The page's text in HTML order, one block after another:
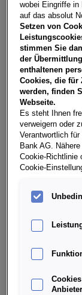
**
USt, NoVA,
28.095,00,
variabel,
35.060,17. Ihr
individuelles
Weitere
Finanzierung
wobei Eingriffe in
auf das absolut
Setzen von
stimmen Sie
der
enthaltenen
Cookies, die für
werden, finden
Webseite.
Es steht Ihnen
verweigern oder
Verantwortlich
Bank AG.
Cookie-Richtlinie
Cookie-